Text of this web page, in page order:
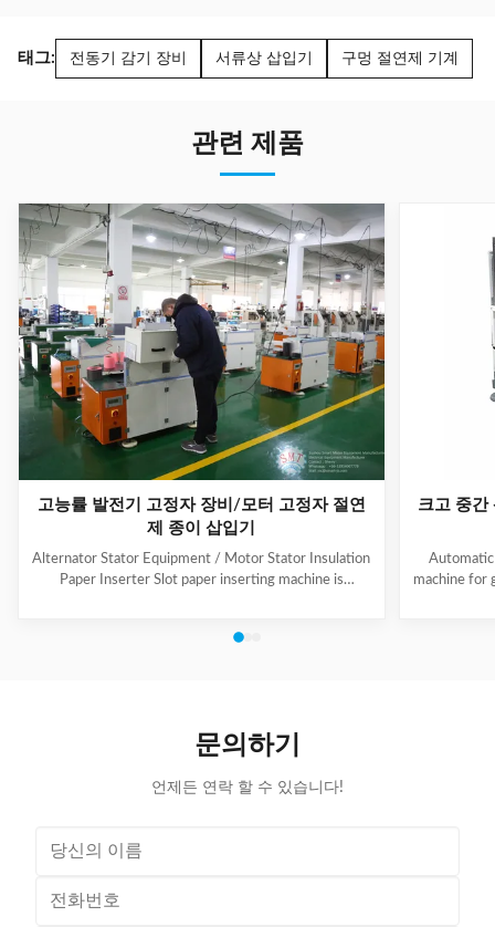
태그: 전동기 감기 장비 서류상 삽입기 구멍 절연제 기계
관련 제품
고능률 발전기 고정자 장비/모터 고정자 절연
제 종이 삽입기
Alternator Stator Equipment / Motor Stator Insulation
Paper Inserter Slot paper inserting machine is
as paper feeding, forming, folding, inserting and stator
Stator I.D
크고 중간
machine for
문의하기
언제든 연락 할 수 있습니다!